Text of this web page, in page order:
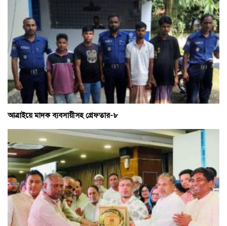
আত্রাইয়ে মাদক ব্যবসায়ীসহ গ্রেফতার-৮